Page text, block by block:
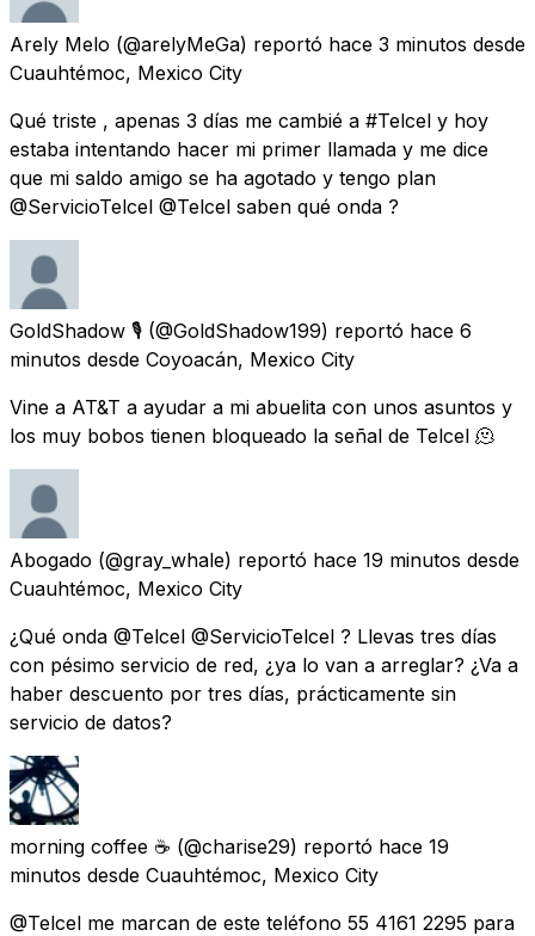
Arely Melo (@arelyMeGa) reportó hace 3 minutos desde
Cuauhtémoc, Mexico City
Qué triste , apenas 3 días me cambié a #Telcel y hoy
estaba intentando hacer mi primer llamada y me dice
que mi saldo amigo se ha agotado y tengo plan
@ServicioTelcel @Telcel saben qué onda ?
GoldShadow 🎙 (@GoldShadow199) reportó hace 6
minutos desde Coyoacán, Mexico City
Vine a AT&T a ayudar a mi abuelita con unos asuntos y
los muy bobos tienen bloqueado la señal de Telcel 🫠
Abogado (@gray_whale) reportó hace 19 minutos desde
Cuauhtémoc, Mexico City
¿Qué onda @Telcel @ServicioTelcel ? Llevas tres días
con pésimo servicio de red, ¿ya lo van a arreglar? ¿Va a
haber descuento por tres días, prácticamente sin
servicio de datos?
morning coffee ☕️ (@charise29) reportó hace 19
minutos desde Cuauhtémoc, Mexico City
@Telcel me marcan de este teléfono 55 4161 2295 para